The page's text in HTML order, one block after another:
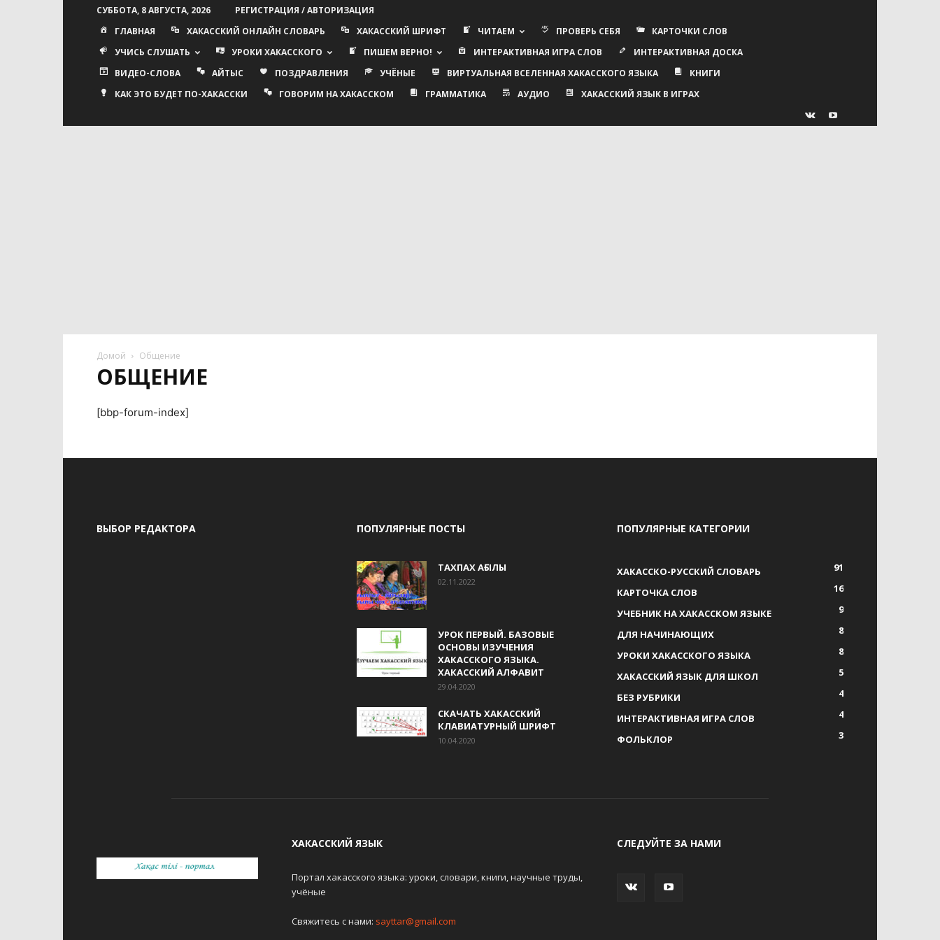
СУББОТА, 8 АВГУСТА, 2026
РЕГИСТРАЦИЯ / АВТОРИЗАЦИЯ
ГЛАВНАЯ
ХАКАССКИЙ ОНЛАЙН СЛОВАРЬ ХАКАССКИЙ ШРИФТ ЧИТАЕМ ПРОВЕРЬ СЕБЯ
КАРТОЧКИ СЛОВ
УЧИСЬ СЛУШАТЬ
УРОКИ ХАКАССКОГО ПИШЕМ ВЕРНО! ИНТЕРАКТИВНАЯ ИГРА СЛОВ
ИНТЕРАКТИВНАЯ ДОСКА
ВИДЕО-СЛОВА
АЙТЫС ПОЗДРАВЛЕНИЯ УЧЁНЫЕ ВИРТУАЛЬНАЯ ВСЕЛЕННАЯ ХАКАССКОГО ЯЗЫКА
КНИГИ
КАК ЭТО БУДЕТ ПО-ХАКАССКИ
ГОВОРИМ НА ХАКАССКОМ ГРАММАТИКА АУДИО ХАКАССКИЙ ЯЗЫК В ИГРАХ
Домой Общение
ОБЩЕНИЕ
[bbp-forum-index]
ВЫБОР РЕДАКТОРА ПОПУЛЯРНЫЕ ПОСТЫ
ТАХПАХ АҒЫЛЫ
02.11.2022
УРОК ПЕРВЫЙ. БАЗОВЫЕ
ОСНОВЫ ИЗУЧЕНИЯ
ХАКАССКОГО ЯЗЫКА.
ХАКАССКИЙ АЛФАВИТ
29.04.2020
СКАЧАТЬ ХАКАССКИЙ
КЛАВИАТУРНЫЙ ШРИФТ
10.04.2020
ПОПУЛЯРНЫЕ КАТЕГОРИИ
ХАКАССКО-РУССКИЙ СЛОВАРЬ
91
КАРТОЧКА СЛОВ
16
УЧЕБНИК НА ХАКАССКОМ ЯЗЫКЕ
9
ДЛЯ НАЧИНАЮЩИХ
8
УРОКИ ХАКАССКОГО ЯЗЫКА
8
ХАКАССКИЙ ЯЗЫК ДЛЯ ШКОЛ
5
БЕЗ РУБРИКИ
4
ИНТЕРАКТИВНАЯ ИГРА СЛОВ
4
ФОЛЬКЛОР
3
ХАКАССКИЙ ЯЗЫК
Портал хакасского языка: уроки, словари, книги, научные труды,
учёные
Свяжитесь с нами: sayttar@gmail.com
СЛЕДУЙТЕ ЗА НАМИ